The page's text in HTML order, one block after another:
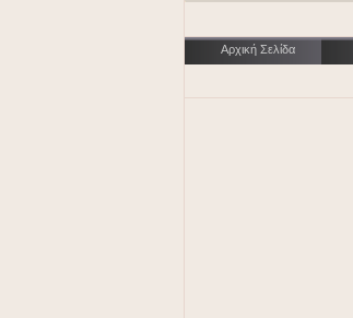
Αρχική Σελίδα